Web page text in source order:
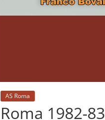
AS Roma
Roma 1982-83